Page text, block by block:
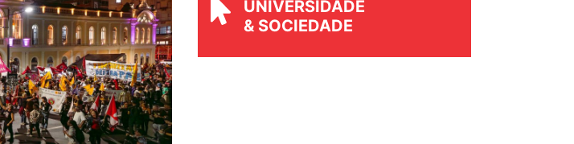
REVISTA
UNIVERSIDADE